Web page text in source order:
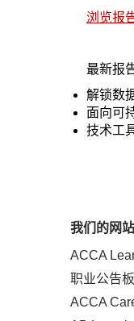
浏览报
最新报
解锁数
面向可
技术工
我们的网站
ACCA
职业公告板
ACCA